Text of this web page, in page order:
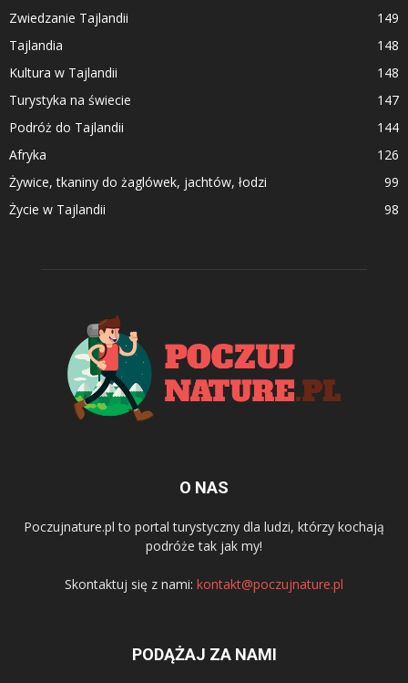
Zwiedzanie Tajlandii
149
Tajlandia
148
Kultura w Tajlandii
148
Turystyka na świecie
147
Podróż do Tajlandii
144
Afryka
126
Żywice, tkaniny do żaglówek, jachtów, łodzi
99
Życie w Tajlandii
98
O NAS
Poczujnature.pl to portal turystyczny dla ludzi, którzy kochają
podróże tak jak my!
Skontaktuj się z nami: kontakt@poczujnature.pl
PODĄŻAJ ZA NAMI